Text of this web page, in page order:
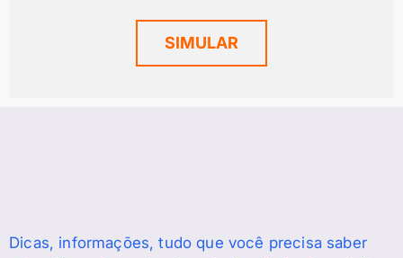
SIMULAR
Dicas, informações, tudo que você precisa saber